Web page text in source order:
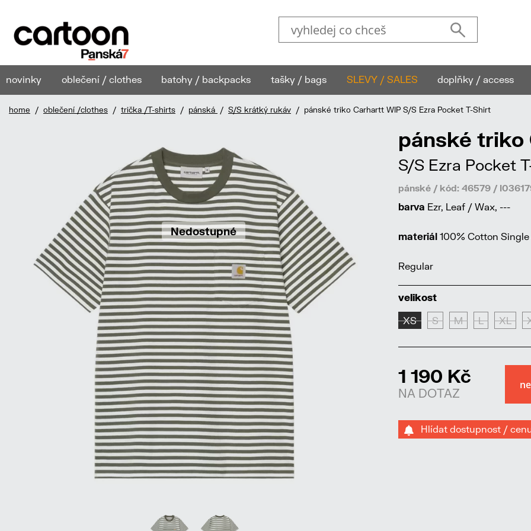
novinky oblečení / clothes batohy / backpacks tašky / bags SLEVY / SALES doplňky / access
home / oblečení /clothes / trička /T-shirts / pánská / S/S krátký rukáv / pánské triko Carhartt WIP S/S Ezra Pocket T-Shirt
Nedostupné
pánské triko
S/S Ezra Pocket
pánské / kód: 46579 /
barva Ezr, Leaf / Wax, ---
materiál 100% Cotton
Regular
velikost
XS S M L XL
1 190 Kč
NA DOTAZ
Hlídat dostupnost /